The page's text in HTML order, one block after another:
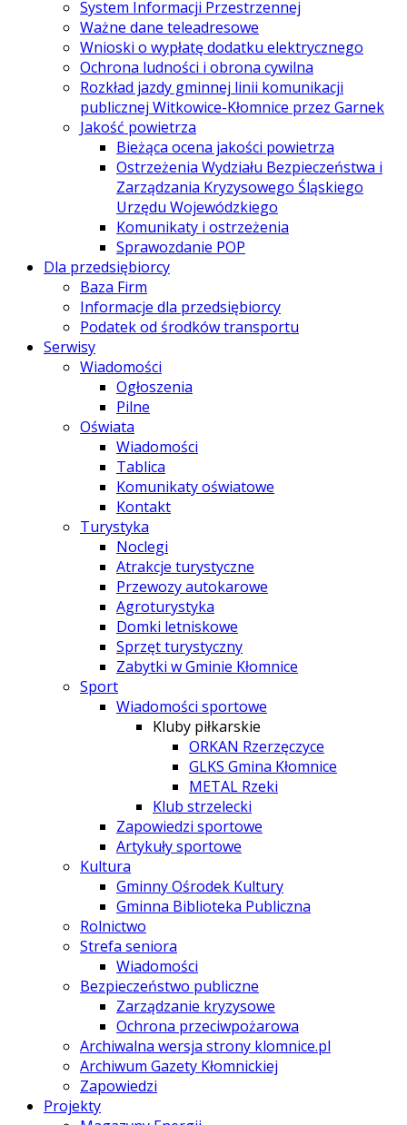
System Informacji Przestrzennej
Ważne dane teleadresowe
Wnioski o wypłatę dodatku elektrycznego
Ochrona ludności i obrona cywilna
Rozkład jazdy gminnej linii komunikacji
publicznej Witkowice-Kłomnice przez Garnek
Jakość powietrza
Bieżąca ocena jakości powietrza
Ostrzeżenia Wydziału Bezpieczeństwa i
Zarządzania Kryzysowego Śląskiego
Urzędu Wojewódzkiego
Komunikaty i ostrzeżenia
Sprawozdanie POP
Dla przedsiębiorcy
Baza Firm
Informacje dla przedsiębiorcy
Podatek od środków transportu
Serwisy
Wiadomości
Ogłoszenia
Pilne
Oświata
Wiadomości
Tablica
Komunikaty oświatowe
Kontakt
Turystyka
Noclegi
Atrakcje turystyczne
Przewozy autokarowe
Agroturystyka
Domki letniskowe
Sprzęt turystyczny
Zabytki w Gminie Kłomnice
Sport
Wiadomości sportowe
Kluby piłkarskie
ORKAN Rzerzęczyce
GLKS Gmina Kłomnice
METAL Rzeki
Klub strzelecki
Zapowiedzi sportowe
Artykuły sportowe
Kultura
Gminny Ośrodek Kultury
Gminna Biblioteka Publiczna
Rolnictwo
Strefa seniora
Wiadomości
Bezpieczeństwo publiczne
Zarządzanie kryzysowe
Ochrona przeciwpożarowa
Archiwalna wersja strony klomnice.pl
Archiwum Gazety Kłomnickiej
Zapowiedzi
Projekty